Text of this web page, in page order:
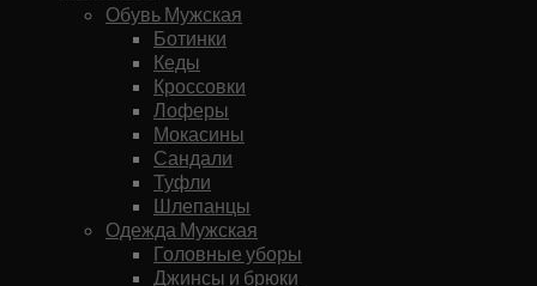
Обувь Мужская
Ботинки
Кеды
Кроссовки
Лоферы
Мокасины
Сандали
Туфли
Шлепанцы
Одежда Мужская
Головные уборы
Джинсы и брюки